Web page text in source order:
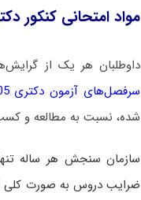
مواد امتحانی کنکور
داوطلبان هر یک از
سرفصل‌های آزمون دکتری 1405 رشته زیست‌شناسی گیاهی – فیزیولوژی
شده، نسبت به مطالعه و کسب
سازمان سنجش هر ساله